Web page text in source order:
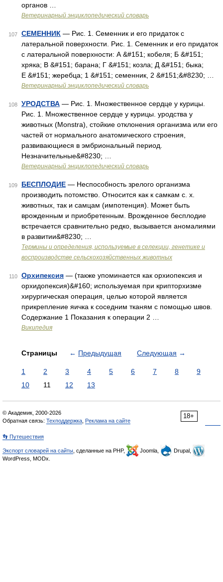
органов …
Ветеринарный энциклопедический словарь
107 СЕМЕННИК — Рис. 1. Семенник и его придаток с
латеральной поверхности. Рис. 1. Семенник и его придаток
с латеральной поверхности: А &#151; кобеля; Б &#151;
хряка; В &#151; барана; Г &#151; козла; Д &#151; быка;
Е &#151; жеребца; 1 &#151; семенник, 2 &#151;&#8230; …
Ветеринарный энциклопедический словарь
108 УРОДСТВА — Рис. 1. Множественное сердце у курицы.
Рис. 1. Множественное сердце у курицы. уродства у
животных (Monstra), стойкие отклонения организма или его
частей от нормального анатомического строения,
развивающиеся в эмбриональный период.
Незначительные&#8230; …
Ветеринарный энциклопедический словарь
109 БЕСПЛОДИЕ — Неспособность зрелого организма
производить потомство. Относится как к самкам с. х.
животных, так и самцам (импотенция). Может быть
врожденным и приобретенным. Врожденное бесплодие
встречается сравнительно редко, вызывается аномалиями
в развитии&#8230; …
Термины и определения, используемые в селекции, генетике и
воспроизводстве сельскохозяйственных животных
110 Орхипексия — (также упоминается как орхиопексия и
орхидопексия)&#160; используемая при крипторхизме
хирургическая операция, целью которой является
прикрепление яичка к соседним тканям с помощью швов.
Содержание 1 Показания к операции 2 …
Википедия
Страницы ← Предыдущая Следующая →
1 2 3 4 5 6 7 8
9
10
11 12 13
18+
© Академик, 2000-2026
Обратная связь: Техподдержка Реклама на сайте
👣 Путешествия
Экспорт словарей на сайты , сделанные на PHP, Joomla,
Drupal,
WordPress, MODx.